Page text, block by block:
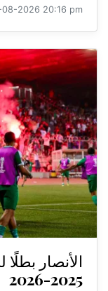
2026 20:16 pm
الأنصار
2025-2026